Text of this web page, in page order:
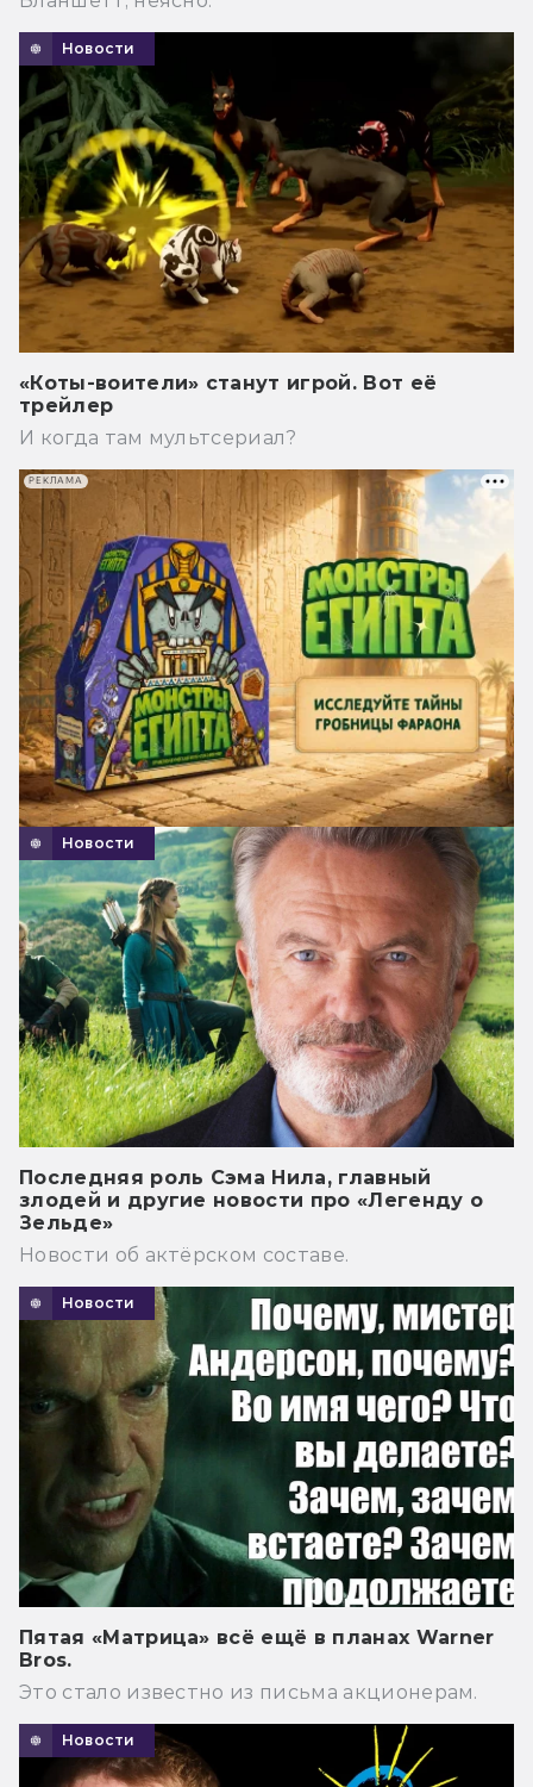
Новости
«Коты-воители» станут игрой. Вот её
трейлер
И когда там мультсериал?
Новости
Последняя роль Сэма Нила, главный
злодей и другие новости про «Легенду о
Зельде»
Новости об актёрском составе.
Новости
Пятая «Матрица» всё ещё в планах Warner
Bros.
Это стало известно из письма акционерам.
Новости
РЕКЛАМА